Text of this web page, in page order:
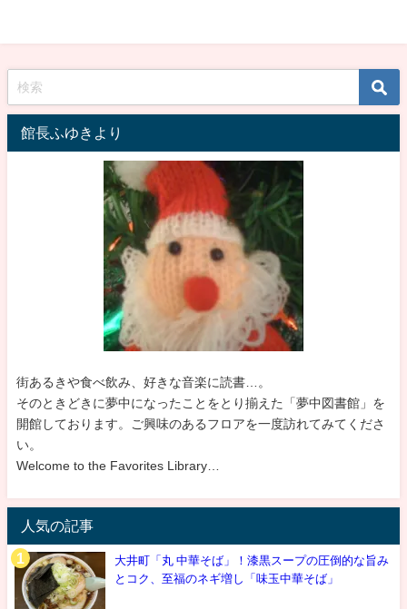
館長ふゆきより
街あるきや食べ飲み、好きな音楽に読書…。
そのときどきに夢中になったことをとり揃えた「夢中図書館」を
開館しております。ご興味のあるフロアを一度訪れてみてくださ
い。
Welcome to the Favorites Library…
人気の記事
大井町「丸 中華そば」！漆黒スープの圧倒的な旨み
とコク、至福のネギ増し「味玉中華そば」